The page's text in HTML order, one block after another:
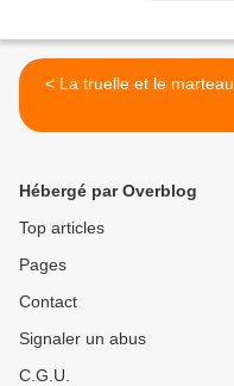
< La truelle et le marteau
Hébergé par Overblog
Top articles
Pages
Contact
Signaler un abus
C.G.U.